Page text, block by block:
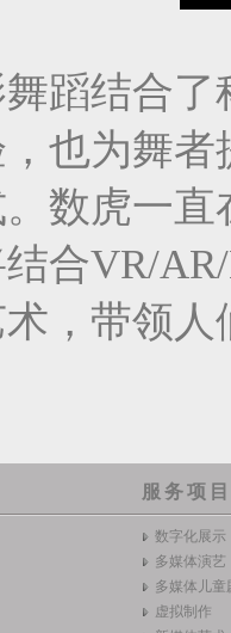
蹈结合
也为舞
数虎一
合VR/
，带领
服务项目
数字化展示
多媒体演艺
多媒体儿童
虚拟制作